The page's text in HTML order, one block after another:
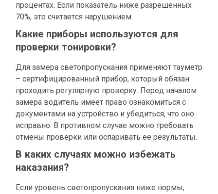
процентах. Если показатель ниже разрешенных
70%, это считается нарушением.
Какие приборы используются для
проверки тонировки?
Для замера светопропускания применяют тауметр
– сертифицированный прибор, который обязан
проходить регулярную проверку. Перед началом
замера водитель имеет право ознакомиться с
документами на устройство и убедиться, что оно
исправно. В противном случае можно требовать
отмены проверки или оспаривать ее результаты.
В каких случаях можно избежать
наказания?
Если уровень светопропускания ниже нормы,